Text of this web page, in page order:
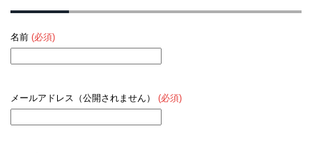
名前 (必須)
メールアドレス（公開されません） (必須)